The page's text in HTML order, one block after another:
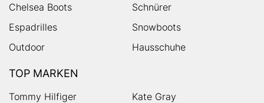
Chelsea Boots
Schnürer
Espadrilles
Snowboots
Outdoor
Hausschuhe
TOP MARKEN
Tommy Hilfiger
Kate Gray